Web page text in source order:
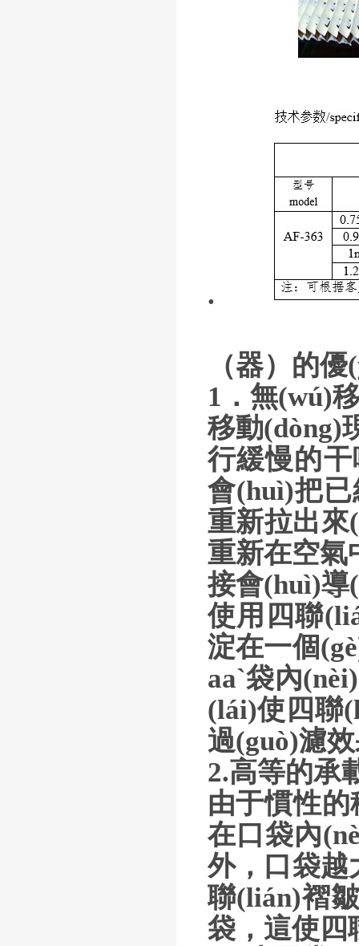
.
（器）的
1．無(wú)
移動(dòng)
行緩慢的干
會(huì)把
重新拉出來
重新在空氣
接會(huì)導
使用四聯
淀在一個
aa`袋內
(lái)使四聯
過(guò)濾
2.高等的承
由于慣性的
在口袋內
外，口
聯(lián)褶
袋，這使